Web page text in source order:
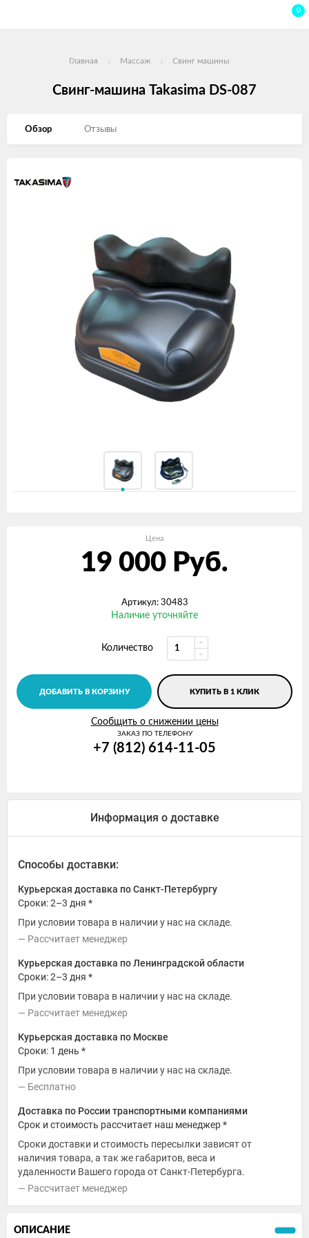
0
Главная Массаж Свинг машины
Свинг-машина Takasima DS-087
Обзор Отзывы
Цена
19 000 Руб.
Артикул: 30483
Наличие уточняйте
Количество
ДОБАВИТЬ В КОРЗИНУ КУПИТЬ В 1 КЛИК
Сообщить о снижении цены
ЗАКАЗ ПО ТЕЛЕФОНУ
+7 (812) 614-11-05
Информация о доставке
Способы доставки:
Курьерская доставка по Санкт-Петербургу
Сроки: 2–3 дня *
При условии товара в наличии у нас на складе.
Рассчитает менеджер
Курьерская доставка по Ленинградской области
Сроки: 2–3 дня *
При условии товара в наличии у нас на складе.
Рассчитает менеджер
Курьерская доставка по Москве
Сроки: 1 день *
При условии товара в наличии у нас на складе.
Бесплатно
Доставка по России транспортными компаниями
Срок и стоимость рассчитает наш менеджер *
Сроки доставки и стоимость пересылки зависят от
наличия товара, а так же габаритов, веса и
удаленности Вашего города от Санкт-Петербурга.
Рассчитает менеджер
ОПИСАНИЕ